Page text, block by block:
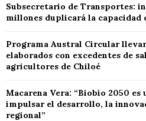
Subsecretario de Transportes:
millones duplicará la capacidad
Programa Austral Circular
elaborados con excedentes de
agricultores de Chiloé
Macarena Vera: “Biobío 2050
impulsar el desarrollo, la
regional”